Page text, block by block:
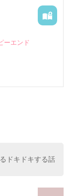
ーエンド
ドキドキする話